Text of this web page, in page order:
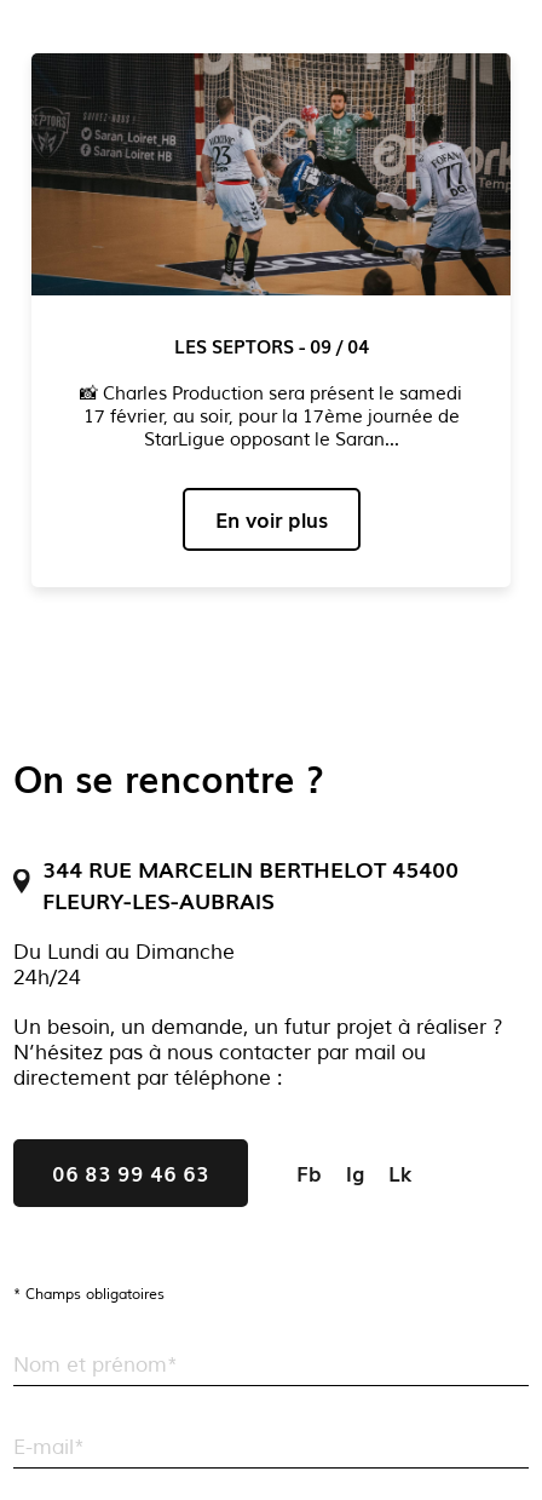
CRÉATION DE MON PORTFOLIO - 09 / 04
✨ Découvrez mon portfolio en ligne via le lien
"LK" en haut à droite de la page ! Vous y
trouverez une sélection enrichie de...
En voir plus
* Champs obligatoires
Nom et prénom*
E-mail*
On se rencontre ?
344 RUE MARCELIN BERTHELOT 45400
FLEURY-LES-AUBRAIS
Du Lundi au Dimanche
24h/24
Un besoin, un demande, un futur projet à réaliser ?
N’hésitez pas à nous contacter par mail ou
directement par téléphone :
06 83 99 46 63 Fb Ig Lk